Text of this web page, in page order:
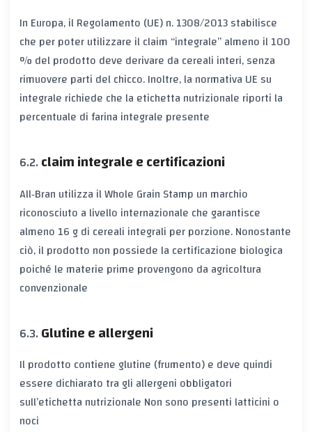
In Europa, il Regolamento (UE) n. 1308/2013 stabilisce
che per poter utilizzare il claim “integrale” almeno il 100
% del prodotto deve derivare da cereali interi, senza
rimuovere parti del chicco. Inoltre, la normativa UE su
integrale richiede che la etichetta nutrizionale riporti la
percentuale di farina integrale presente
claim integrale e certificazioni
All‑Bran utilizza ilWhole Grain Stamp un marchio
riconosciuto a livello internazionale che garantisce
almeno 16 g di cereali integrali per porzione. Nonostante
ciò, il prodotto non possiede la certificazione biologica
poiché le materie prime provengono da agricoltura
convenzionale
Glutine e allergeni
Il prodotto contiene glutine (frumento) e deve quindi
essere dichiarato tra gli allergeni obbligatori
sull’etichetta nutrizionale Non sono presenti latticini o
noci